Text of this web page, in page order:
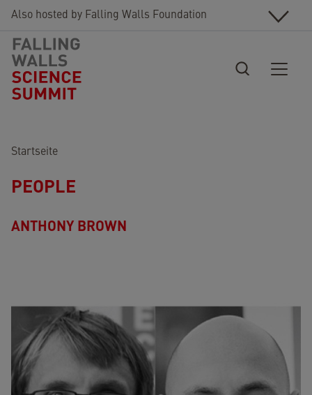
Also hosted by Falling Walls Foundation
Pfadnavigation
Startseite
PEOPLE
ANTHONY BROWN